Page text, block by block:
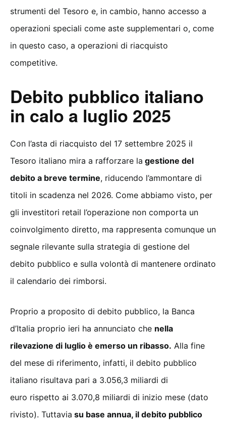
strumenti del Tesoro e, in cambio, hanno accesso a
operazioni speciali come aste supplementari o, come
in questo caso, a operazioni di riacquisto
competitive.
Debito pubblico italiano
in calo a luglio 2025
Con l’asta di riacquisto del 17 settembre 2025 il
Tesoro italiano mira a rafforzare la gestione del
debito a breve termine, riducendo l’ammontare di
titoli in scadenza nel 2026. Come abbiamo visto, per
gli investitori retail l’operazione non comporta un
coinvolgimento diretto, ma rappresenta comunque un
segnale rilevante sulla strategia di gestione del
debito pubblico e sulla volontà di mantenere ordinato
il calendario dei rimborsi.
Proprio a proposito di debito pubblico, la Banca
d’Italia proprio ieri ha annunciato che nella
rilevazione di luglio è emerso un ribasso. Alla fine
del mese di riferimento, infatti, il debito pubblico
italiano risultava pari a 3.056,3 miliardi di
euro rispetto ai 3.070,8 miliardi di inizio mese (dato
rivisto). Tuttavia su base annua, il debito pubblico